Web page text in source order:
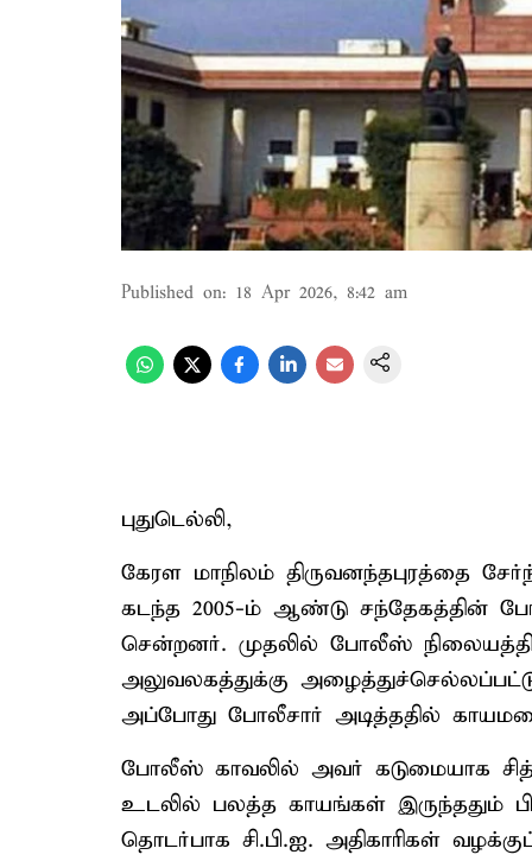
Published on: 18 Apr 2026, 8:42 am
புதுடெல்லி,
கேரள மாநிலம் திருவனந்தபுரத்தை
கடந்த 2005-ம் ஆண்டு சந்தேகத்தின்
சென்றனர். முதலில் போலீஸ்
அலுவலகத்துக்கு
அப்போது போலீசார் அடித்ததில்
போலீஸ் காவலில் அவர் கடுமையாக
உடலில் பலத்த காயங்கள் இருந்ததும்
தொடர்பாக சி.பி.ஐ. அதிகாரிகள்